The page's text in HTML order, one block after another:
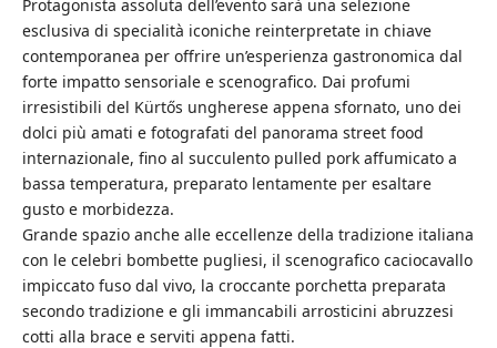
Protagonista assoluta dell’evento sarà una selezione
esclusiva di specialità iconiche reinterpretate in chiave
contemporanea per offrire un’esperienza gastronomica dal
forte impatto sensoriale e scenografico. Dai profumi
irresistibili del Kürtős ungherese appena sfornato, uno dei
dolci più amati e fotografati del panorama street food
internazionale, fino al succulento pulled pork affumicato a
bassa temperatura, preparato lentamente per esaltare
gusto e morbidezza.
Grande spazio anche alle eccellenze della tradizione italiana
con le celebri bombette pugliesi, il scenografico caciocavallo
impiccato fuso dal vivo, la croccante porchetta preparata
secondo tradizione e gli immancabili arrosticini abruzzesi
cotti alla brace e serviti appena fatti.